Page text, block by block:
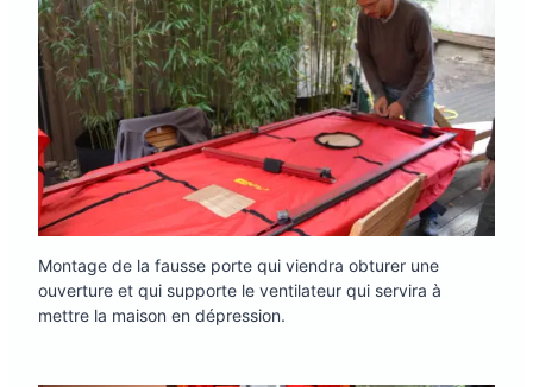
Montage de la fausse porte qui viendra obturer une
ouverture et qui supporte le ventilateur qui servira à
mettre la maison en dépression.